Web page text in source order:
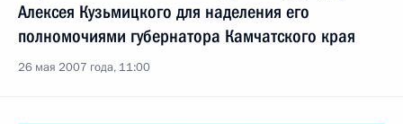
Алексея Кузьмицкого для наделения его
полномочиями губернатора Камчатского края
26 мая 2007 года, 11:00